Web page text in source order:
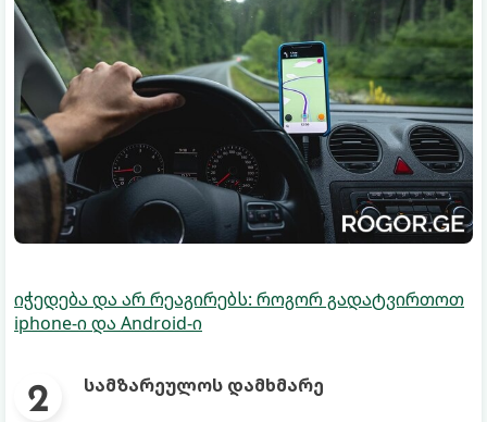
იჭედება და არ რეაგირებს: როგორ გადატვირთოთ
iphone-ი და Android-ი
სამზარეულოს დამხმარე